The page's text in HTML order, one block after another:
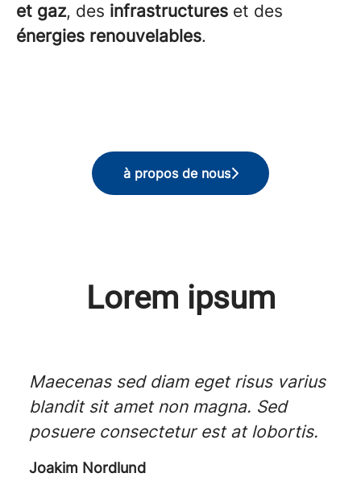
et gaz, des infrastructures et des
énergies renouvelables.
à propos de nous
Lorem ipsum
Maecenas sed diam eget risus varius
blandit sit amet non magna. Sed
posuere consectetur est at lobortis.
Joakim Nordlund